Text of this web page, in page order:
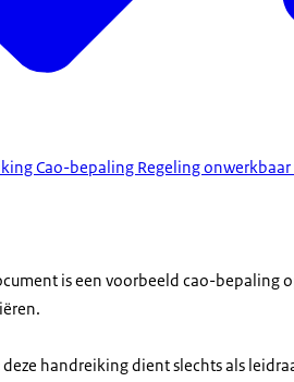
Cao-bepaling Regeling onwerkbaar
is een voorbeeld cao-bepaling
deze handreiking dient slechts als